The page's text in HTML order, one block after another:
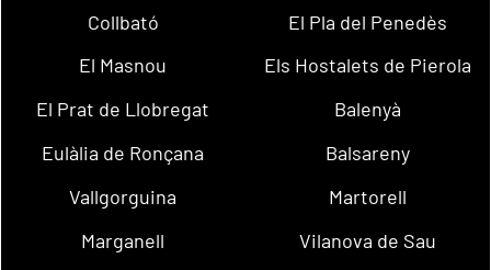
Collbató
El Pla del Penedès
El Masnou
Els Hostalets de Pierola
El Prat de Llobregat
Balenyà
Eulàlia de Ronçana
Balsareny
Vallgorguina
Martorell
Marganell
Vilanova de Sau